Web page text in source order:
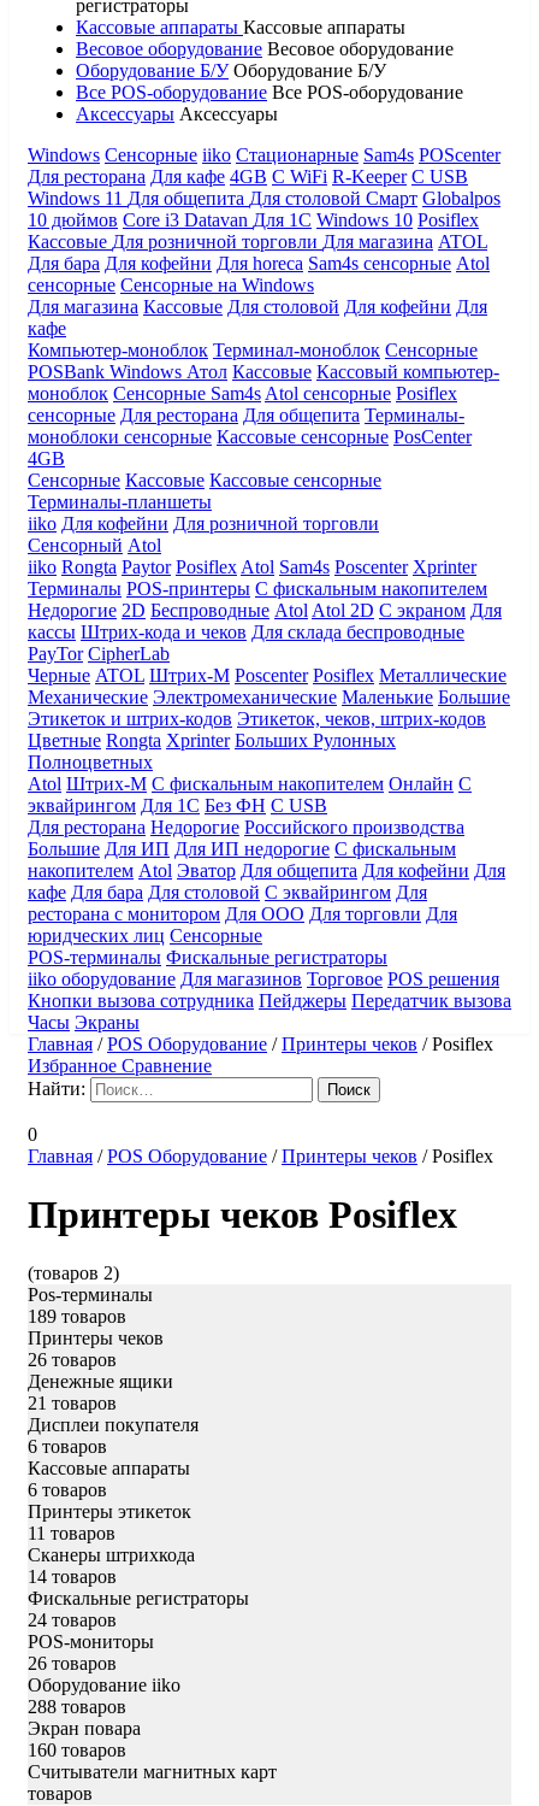
регистраторы
Кассовые аппараты Кассовые аппараты
Весовое оборудование Весовое оборудование
Оборудование Б/У Оборудование Б/У
Все POS-оборудование Все POS-оборудование
Аксессуары Аксессуары
Windows Сенсорные iiko Стационарные Sam4s POScenter
Для ресторана Для кафе 4GB С WiFi R-Keeper С USB
Windows 11 Для общепита Для столовой Смарт Globalpos
10 дюймов Core i3 Datavan Для 1С Windows 10 Posiflex
Кассовые Для розничной торговли Для магазина ATOL
Для бара Для кофейни Для horeca Sam4s сенсорные Atol
сенсорные Сенсорные на Windows
Для магазина Кассовые Для столовой Для кофейни Для
кафе
Компьютер-моноблок Терминал-моноблок Сенсорные
POSBank Windows Атол Кассовые Кассовый компьютер-
моноблок Сенсорные Sam4s Atol сенсорные Posiflex
сенсорные Для ресторана Для общепита Терминалы-
моноблоки сенсорные Кассовые сенсорные PosCenter
4GB
Сенсорные Кассовые Кассовые сенсорные
Терминалы-планшеты
iiko Для кофейни Для розничной торговли
Сенсорный Atol
iiko Rongta Paytor Posiflex Atol Sam4s Poscenter Xprinter
Терминалы POS-принтеры С фискальным накопителем
Недорогие 2D Беспроводные Atol Atol 2D С экраном Для
кассы Штрих-кода и чеков Для склада беспроводные
PayTor CipherLab
Черные ATOL Штрих-М Poscenter Posiflex Металлические
Механические Электромеханические Маленькие Большие
Этикеток и штрих-кодов Этикеток, чеков, штрих-кодов
Цветные Rongta Xprinter Больших Рулонных
Полноцветных
Atol Штрих-М С фискальным накопителем Онлайн С
эквайрингом Для 1С Без ФН С USB
Для ресторана Недорогие Российского производства
Большие Для ИП Для ИП недорогие С фискальным
накопителем Atol Эватор Для общепита Для кофейни Для
кафе Для бара Для столовой С эквайрингом Для
ресторана с монитором Для ООО Для торговли Для
юридческих лиц Сенсорные
POS-терминалы Фискальные регистраторы
iiko оборудование Для магазинов Торговое POS решения
Кнопки вызова сотрудника Пейджеры Передатчик вызова
Часы Экраны
Главная /POS Оборудование /Принтеры чеков /Posiflex
Избранное Сравнение
Найти:
0
Главная /POS Оборудование /Принтеры чеков /Posiflex
Принтеры чеков Posiflex
(товаров 2)
Pos-терминалы
189 товаров
Принтеры чеков
26 товаров
Денежные ящики
21 товаров
Дисплеи покупателя
6 товаров
Кассовые аппараты
6 товаров
Принтеры этикеток
11 товаров
Сканеры штрихкода
14 товаров
Фискальные регистраторы
24 товаров
POS-мониторы
26 товаров
Оборудование iiko
288 товаров
Экран повара
160 товаров
Считыватели магнитных карт
товаров